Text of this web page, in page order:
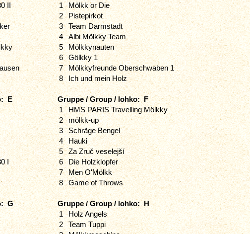
II 1
Mölkk or Die
2
Pistepirkot
3
Team Darmstadt
4
Albi Mölkky Team
5
Mölkkynauten
6
Gölkky 1
7
Mölkkyfreunde Oberschwaben 1
8 Ich und mein Holz
E
Gruppe / Group / lohko: F
1
HMS PARIS Travelling Mölkky
2
mölkk-up
3
Schräge Bengel
4
Hauki
5
Za Zruč veselejší
I 6
Die Holzklopfer
7
Men O'Mölkk
8 Game of Throws
G
Gruppe / Group / lohko: H
1
Holz Angels
2
Team Tuppi